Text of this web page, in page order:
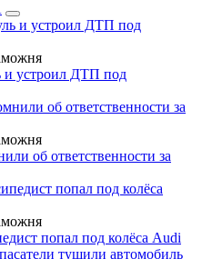
и устроил ДТП под
об ответственности за
попал под колёса Audi